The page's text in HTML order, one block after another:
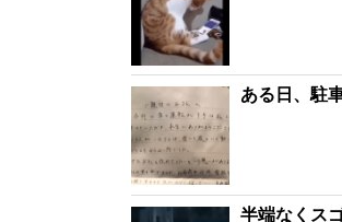
ある日、駐
半端なくス